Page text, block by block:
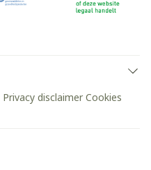
Privacy disclaimer Cookies